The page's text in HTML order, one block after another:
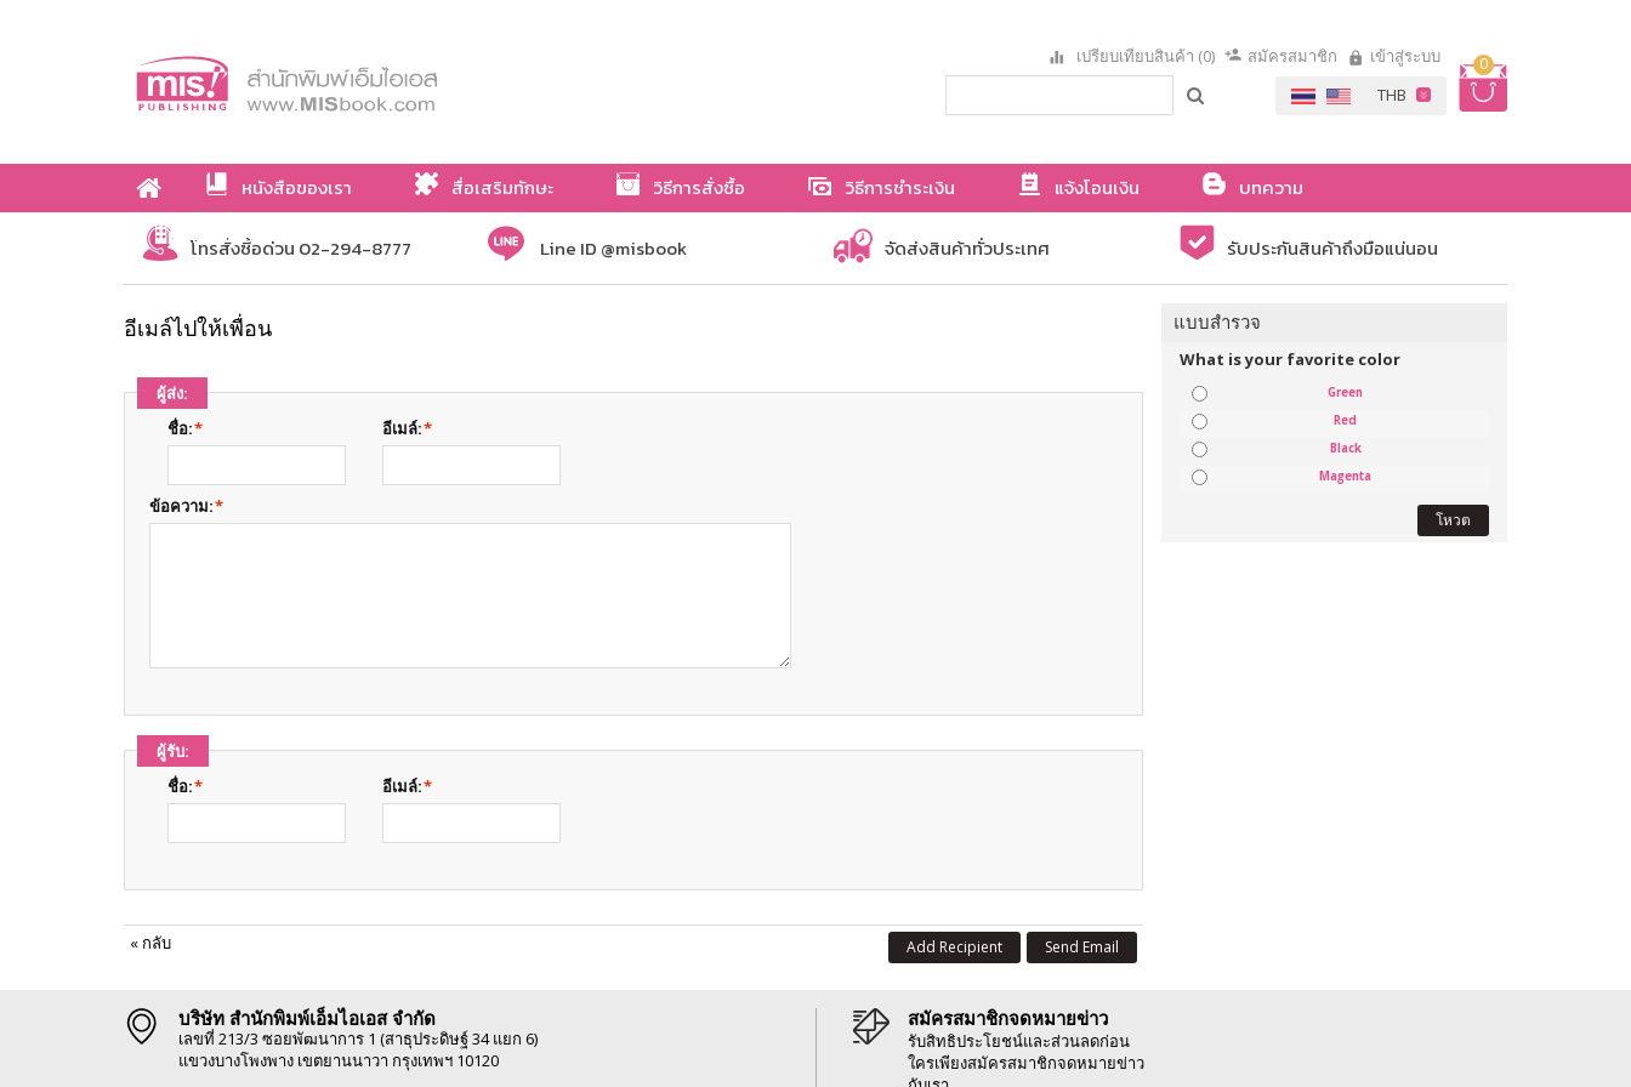
0
เปรียบเทียบสินค้า (0) สมัครสมาชิก เข้าสู่ระบบ
หนังสือของเรา สื่อเสริมทักษะ วิธีการสั่งซื้อ วิธีการชำระเงิน แจ้งโอนเงิน
บทความ
เกี่ยวกับเรา
โทรสั่งซื้อด่วน 02-294-8777 Line ID @misbook จัดส่งสินค้าทั่วประเทศ รับประกันสินค้าถึงมือแน่นอน
อีเมล์ไปให้เพื่อน
ผู้ส่ง:
*
ชื่อ: *
อีเมล์:
*
ข้อความ:
ผู้รับ:
*
ชื่อ: *
อีเมล์:
« กลับ Send Email
Add Recipient
แบบสำรวจ
What is your favorite color
Green
Red
Black
Magenta
โหวต
บริษัท สำนักพิมพ์เอ็มไอเอส จำกัด
เลขที่ 213/3 ซอยพัฒนาการ 1 (สาธุประดิษฐ์ 34 แยก 6)
แขวงบางโพงพาง เขตยานนาวา กรุงเทพฯ 10120
สมัครสมาชิกจดหมายข่าว
รับสิทธิประโยชน์และส่วนลดก่อน
ใครเพียงสมัครสมาชิกจดหมายข่าว